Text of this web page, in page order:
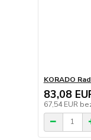
KORADO
83,08
67,54 EUR